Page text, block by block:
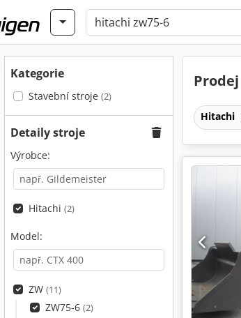
Kategorie
Stavební stroje (2)
Detaily stroje
Výrobce:
Hitachi (2)
Model:
ZW (11)
ZW75-6 (2)
Hitachi